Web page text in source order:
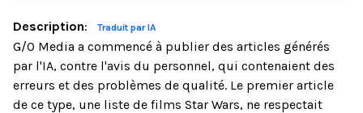
Description: Traduit par IA
G/O Media a commencé à publier des articles générés
par l'IA, contre l'avis du personnel, qui contenaient des
erreurs et des problèmes de qualité. Le premier article
de ce type, une liste de films Star Wars, ne respectait